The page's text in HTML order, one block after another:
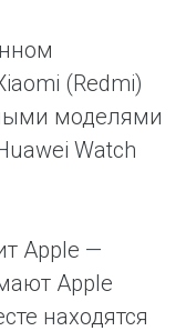
(Redmi)
моделями
Watch
Apple —
Apple
находятся